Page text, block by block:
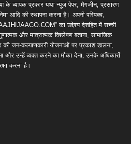
के व्यापक प्रकार यथा न्यूज़ पेपर, मैगजीन, प्रसारण
आदि की स्थापना करना है। अपनी परिपक्व,
का उद्देश्य देशहित में सच्ची
और मात्रात्मक विश्लेषण बताना, सामाजिक
जन-कल्याणकारी योजनाओं पर प्रकाश डालना,
और उन्हें व्यक्त करने का मौका देना, उनके अधिकारों
करना है।